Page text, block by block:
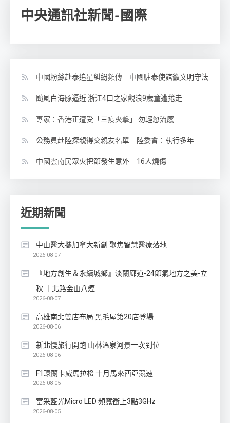
中央通訊社新聞-國際
中國粉絲赴泰追星糾紛頻傳 中國駐泰使館籲文明守法
颱風白海豚逼近 浙江4口之家觀浪9歲童遭捲走
專家：香港正遭受「三疫夾擊」 勿輕忽流感
公務員赴陸探親得交親友名單 陸委會：執行多年
中國雲南民眾火把節發生意外 16人燒傷
近期新聞
中山醫大攜加拿大新創 聚焦智慧醫療落地
2026-08-07
『地方創生＆永續城鄉』淡蘭廊道-24節氣地方之美-立
秋 ｜北路金山八煙
2026-08-07
高雄南北雙店布局 黑毛屋第20店登場
2026-08-06
新北慢旅行開跑 山林溫泉河景一次到位
2026-08-06
F1環蘭卡威馬拉松 十月馬來西亞競速
2026-08-05
富采藍光Micro LED 頻寬衝上3點3GHz
2026-08-05